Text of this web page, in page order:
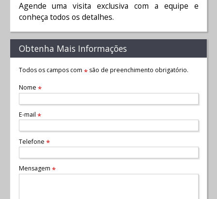
Agende uma visita exclusiva com a equipe e
conheça todos os detalhes.
Obtenha Mais Informações
Todos os campos com *são de preenchimento obrigatório.
Nome *
E-mail *
Telefone *
Mensagem *